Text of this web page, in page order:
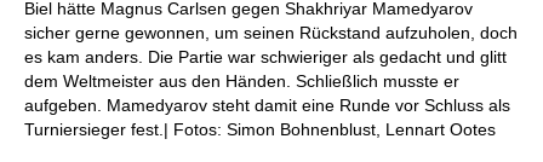
Biel hätte Magnus Carlsen gegen Shakhriyar Mamedyarov
sicher gerne gewonnen, um seinen Rückstand aufzuholen, doch
es kam anders. Die Partie war schwieriger als gedacht und glitt
dem Weltmeister aus den Händen. Schließlich musste er
aufgeben. Mamedyarov steht damit eine Runde vor Schluss als
Turniersieger fest.| Fotos: Simon Bohnenblust, Lennart Ootes